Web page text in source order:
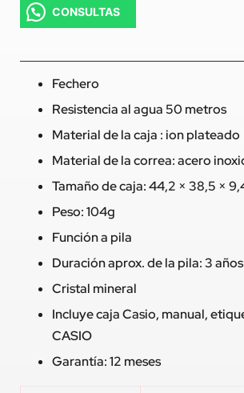
CONSULTAS
Fechero
Resistencia al agua 50 metros
Material de la caja : ion plateado
Material de la correa: acero
Tamaño de caja: 44,2 × 38,5 ×
Peso: 104g
Función a pila
Duración aprox. de la pila: 3 años
Cristal mineral
Incluye caja Casio, manual,
CASIO
Garantía: 12 meses